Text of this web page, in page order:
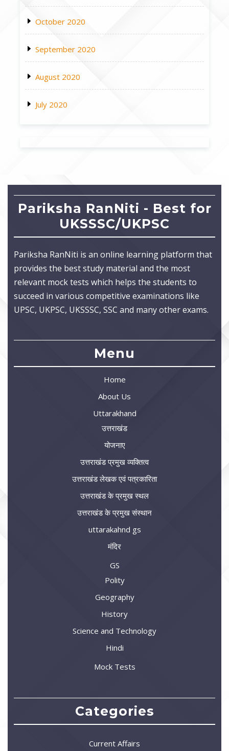
October 2020
September 2020
August 2020
July 2020
Pariksha RanNiti - Best for
UKSSSC/UKPSC
Pariksha RanNiti is an online learning platform that
provides the best study material and the most
relevant mock tests which helps the students to
succeed in various competitive examinations like
UPSC, UKPSC, UKSSSC, SSC and many other exams.
Menu
Home
About Us
Uttarakhand
उत्तराखंड
योजनाए
उत्तराखंड प्रमुख व्यक्तित्व
उत्तराखंड लेखक एवं पत्रकारिता
उत्तराखंड के प्रमुख स्थल
उत्तराखंड के प्रमुख संस्थान
uttarakahnd gs
मंदिर
GS
Polity
Geography
History
Science and Technology
Hindi
Mock Tests
Categories
Current Affairs